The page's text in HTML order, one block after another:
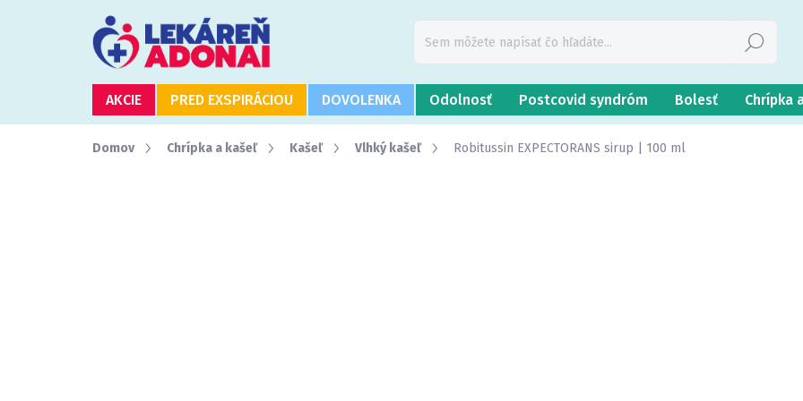
Hľadať
AKCIE PRED EXSPIRÁCIOU DOVOLENKA Odolnosť Postcovid syndróm Bolesť Chrípka
Domov Chrípka a kašeľ Kašeľ Vlhký kašeľ Robitussin EXPECTORANS sirup | 100 ml